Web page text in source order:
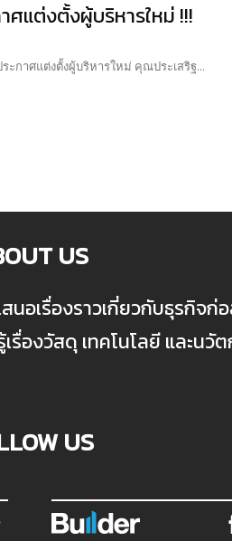
ศแต่งตั้งผู้บริหารใหม่ !!!
กาศแต่งตั้งผู้บริหารใหม่ คุณประเสริฐ...
US
นอเรื่องราวเกี่ยวกับธุรกิ
งวัสดุ เทคโนโลยี และนวั
US